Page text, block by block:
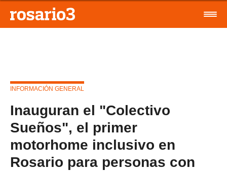
INFORMACIÓN GENERAL
Inauguran el "Colectivo
Sueños", el primer
motorhome inclusivo en
Rosario para personas con